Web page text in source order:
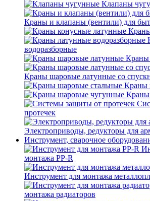
Клапаны
Краны и клапаны (вентили) для
водоразборные
Краны
Краны шаровые латунные со
Краны
Краны
протечек
Электроприводы, редукторы для
Инструмент, сварочное
монтажа PP-R
Инструмент для монтажа
монтажа радиаторов